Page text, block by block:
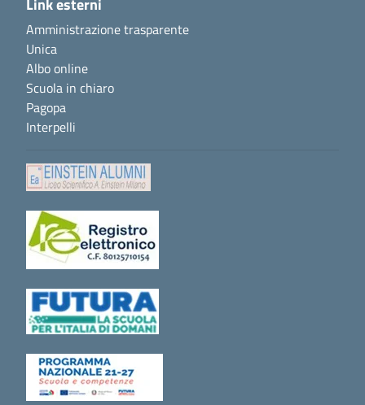
Amministrazione trasparente
Unica
Albo online
Scuola in chiaro
Pagopa
Interpelli